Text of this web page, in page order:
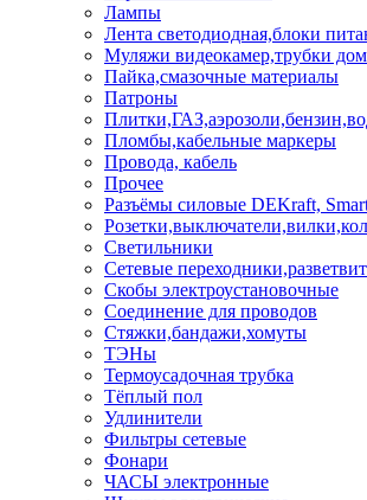
Лампы
Лента светодиодная,блоки
Муляжи видеокамер,трубки
Пайка,смазочные материалы
Патроны
Пломбы,кабельные маркеры
Провода, кабель
Прочее
Разъёмы силовые DEKraft,
Светильники
Сетевые
Скобы электроустановочные
Соединение для проводов
Стяжки,бандажи,хомуты
ТЭНы
Термоусадочная трубка
Тёплый пол
Удлинители
Фильтры сетевые
Фонари
ЧАСЫ электронные